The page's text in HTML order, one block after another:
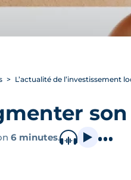
L’actualité de l’investissement
6 minutes.